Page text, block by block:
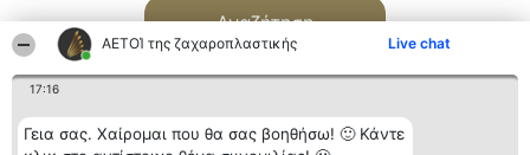
ΑΕΤΟΊ της ζαχαροπλαστικής Live chat
17:16
Γεια σας. Χαίρομαι που θα σας βοηθήσω! 🙂 Κάντε
Αναζήτηση